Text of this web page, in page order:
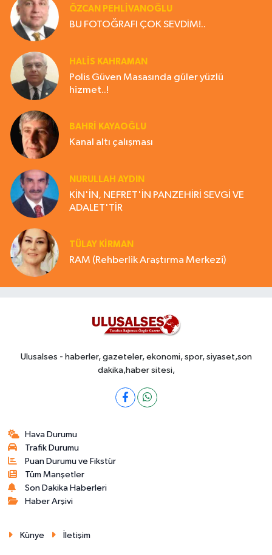
ÖZCAN PEHLİVANOĞLU
BU FOTOĞRAFI ÇOK SEVDİM!..
HALIS KAHRAMAN
Polis Güven Masasında güler yüzlü
hizmet..!
BAHRI KAYAOĞLU
Kanal altı çalışması
NURULLAH AYDIN
KİN'İN, NEFRET'İN PANZEHİRİ SEVGİ VE
ADALET'TİR
TÜLAY KİRMAN
RAM (Rehberlik Araştırma Merkezi)
Ulusalses - haberler, gazeteler, ekonomi, spor, siyaset,son
dakika,haber sitesi,
Hava Durumu
Trafik Durumu
Puan Durumu ve Fikstür
Tüm Manşetler
Son Dakika Haberleri
Haber Arşivi
Künye İletişim